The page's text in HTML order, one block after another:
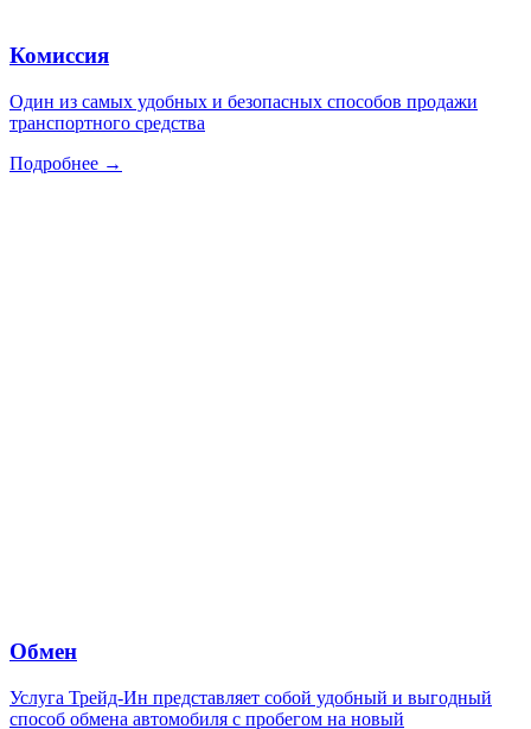
Комиссия
Один из самых удобных и безопасных способов продажи
транспортного средства
Подробнее →
Обмен
Услуга Трейд-Ин представляет собой удобный и выгодный
способ обмена автомобиля с пробегом на новый